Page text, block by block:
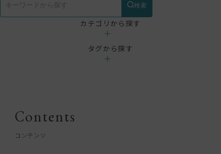
検索
カテゴリから探す
タグから探す
Contents
コンテンツ